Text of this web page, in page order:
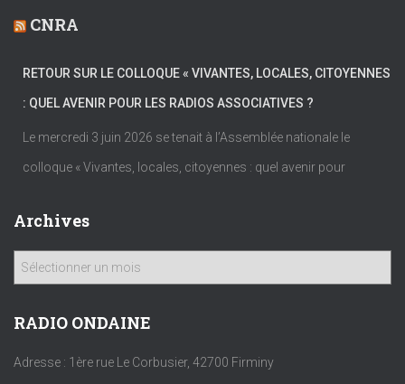
CNRA
RETOUR SUR LE COLLOQUE « VIVANTES, LOCALES, CITOYENNES
: QUEL AVENIR POUR LES RADIOS ASSOCIATIVES ?
Le mercredi 3 juin 2026 se tenait à l’Assemblée nationale le
colloque « Vivantes, locales, citoyennes : quel avenir pour
Archives
h
v
RADIO ONDAINE
Adresse : 1ère rue Le Corbusier, 42700 Firminy